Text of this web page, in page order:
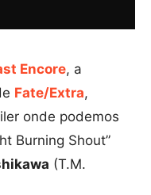
Encore, a
Fate/Extra,
onde podemos
Burning Shout”
(T.M.